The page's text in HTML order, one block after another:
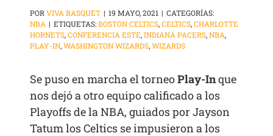
PORVIVA BASQUET | 19 MAYO, 2021 | CATEGORÍAS:
NBA | ETIQUETAS:BOSTON CELTICS,CELTICS,CHARLOTTE
HORNETS,CONFERENCIA ESTE,INDIANA PACERS,NBA,
PLAY-IN,WASHINGTON WIZARDS,WIZARDS
Se puso en marcha el torneoPlay-Inque
nos dejó a otro equipo calificado a los
Playoffs de la NBA, guiados por Jayson
Tatum los Celtics se impusieron a los